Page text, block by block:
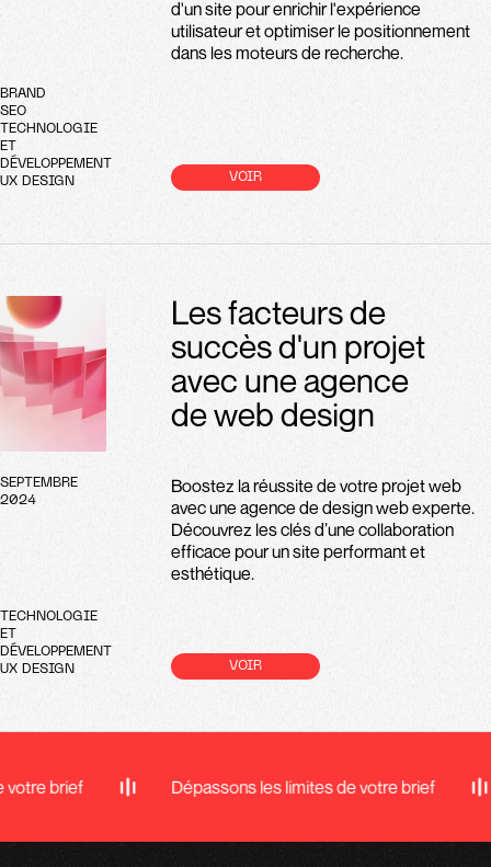
BRAND
SEO
TECHNOLOGIE
ET
DÉVELOPPEMENT
UX DESIGN
d'un site pour enrichir l'expérience
utilisateur et optimiser le positionnement
dans les moteurs de recherche.
VOIR
TECHNOLOGIE
ET
DÉVELOPPEMENT
UX DESIGN
Les facteurs de
succès d'un projet
avec une agence
de web design
Boostez la réussite de votre projet web
avec une agence de design web experte.
Découvrez les clés d’une collaboration
efficace pour un site performant et
esthétique.
VOIR
SEPTEMBRE
2024
Dépassons les limites de votre brief